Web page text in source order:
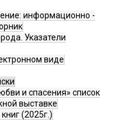
информационно -
Указатели
виде
и спасения» список
выставке
(2025г.)